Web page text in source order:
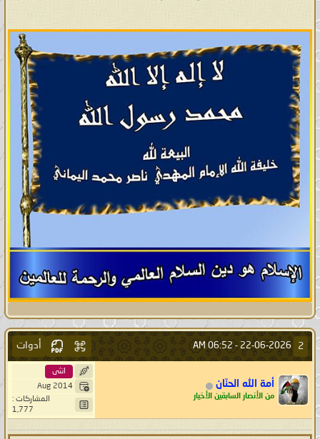
2
22-06-2026 -
06:52 AM أدوات
أمة الله الحنّان
من الأنصار السابقين الأخيار
انثى
Aug 2014
المشاركات :
1,777